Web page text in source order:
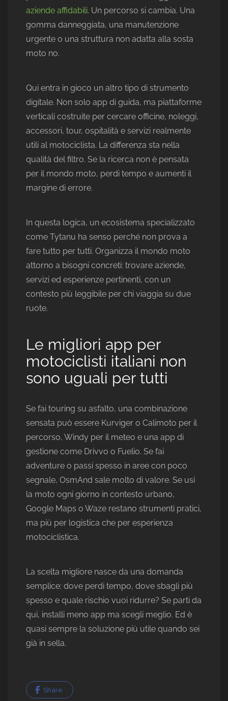
aziende affidabili. Un percorso si cambia. Una
gomma danneggiata, una manutenzione
urgente o una struttura non adatta alla sosta
moto no.
Qui entra in gioco un altro tipo di strumento
digitale. Non solo app di guida, ma piattaforme
verticali costruite per cercare officine, noleggi,
accessori, tour, ospitalità e servizi realmente
utili al motociclista. La differenza sta nella
qualità del filtro. Se la ricerca non è pensata
per il mondo moto, perdi tempo e aumenti il
margine di errore.
In questa logica, un ecosistema specializzato
come Tytanu ha senso perché non prova a
fare tutto per tutti. Organizza il mondo moto
attorno a bisogni concreti: trovare aziende,
servizi ed esperienze pertinenti, con un
contesto più leggibile per chi viaggia su due
ruote.
Le migliori app per
motociclisti italiani non
sono uguali per tutti
Se fai touring su asfalto, una combinazione
sensata può essere Kurviger o Calimoto per il
percorso, Windy per il meteo e una app di
gestione come Drivvo o Fuelio. Se fai
adventure o passi spesso in aree con poco
segnale, OsmAnd sale molto di valore. Se usi
la moto ogni giorno in contesto urbano,
Google Maps o Waze restano strumenti pratici,
ma più per logistica che per esperienza
motociclistica.
La scelta migliore nasce da una domanda
semplice: dove perdi tempo, dove sbagli più
spesso e quale rischio vuoi ridurre? Se parti da
qui, installi meno app ma scegli meglio. Ed è
quasi sempre la soluzione più utile quando sei
già in sella.
Share